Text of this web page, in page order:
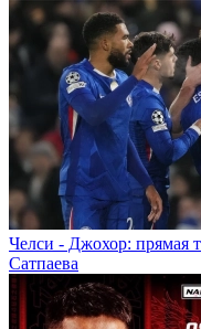
Челси - Джохор: прямая
Сатпаева